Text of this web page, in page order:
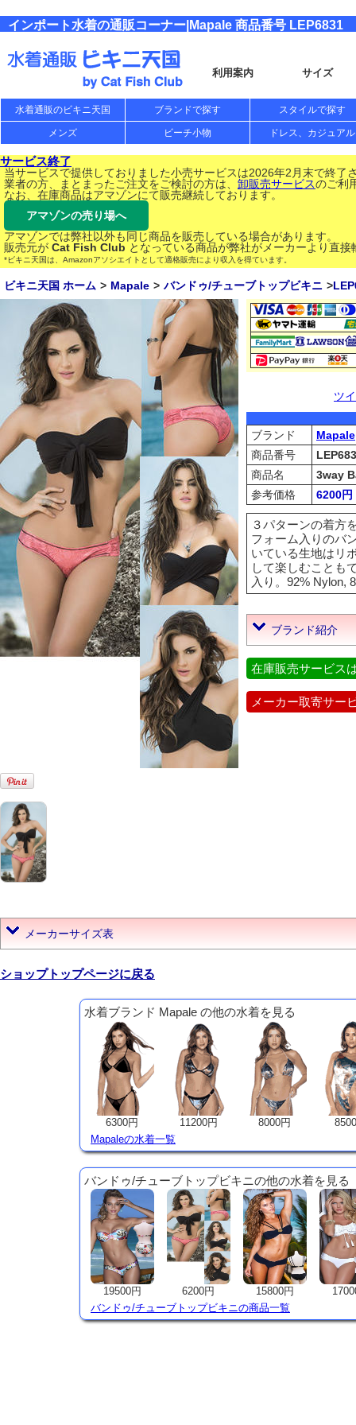
インポート水着の通販コーナー|Mapale 商品番号 LEP6831
利用案内 サイズ
水着通販のビキニ天国 ブランドで探す スタイルで探す
メンズ ビーチ小物 ドレス、カジュアル
サービス終了
当サービスで提供しておりました小売サービスは2026年2月末で終了
業者の方、まとまったご注文をご検討の方は、 卸販売サービスのご利
なお、在庫商品はアマゾンにて販売継続しております。
アマゾンの売り場へ
アマゾンでは弊社以外も同じ商品を販売している場合があります。
販売元が Cat Fish Club となっている商品が弊社がメーカーより直
*ビキニ天国は、Amazonアソシエイトとして適格販売により収入を得ています。
ビキニ天国 ホーム Mapale バンドゥ/チューブトップビキニ
ツ
ブランド
Mapale
商品番号
商品名
3way
参考価格
6200円
３パターンの着方
フォーム入りのバ
いている生地はリ
して楽しむことも
入り。92% Nylon,
ブランド紹介
在庫販売サービス
メーカー取寄サー
メーカーサイズ表
ショップトップページに戻る
水着ブランド Mapale の他の水着を見る
6300円 11200円 8000円
Mapaleの水着一覧
バンドゥ/チューブトップビキニの他の水着を見る
19500円 6200円 15800円
バンドゥ/チューブトップビキニの商品一覧